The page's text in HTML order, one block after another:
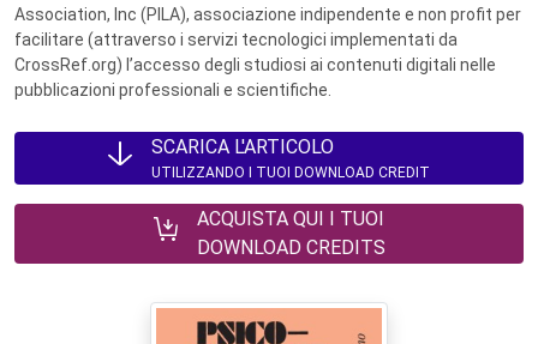
Association, Inc (PILA), associazione indipendente e non profit per
facilitare (attraverso i servizi tecnologici implementati da
CrossRef.org) l’accesso degli studiosi ai contenuti digitali nelle
pubblicazioni professionali e scientifiche.
SCARICA L'ARTICOLO
UTILIZZANDO I TUOI DOWNLOAD CREDIT
ACQUISTA QUI I TUOI
DOWNLOAD CREDITS